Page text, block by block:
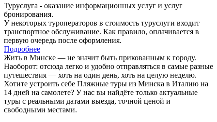
Туруслуга - оказание информационных услуг и услуг
бронирования.
У некоторых туроператоров в стоимость туруслуги входит
транспортное обслуживание. Как правило, оплачивается в
первую очередь после оформления.
Подробнее
Жить в Минске — не значит быть прикованным к городу.
Наоборот: отсюда легко и удобно отправляться в самые разные
путешествия — хоть на один день, хоть на целую неделю.
Хотите устроить себе Пляжные туры из Минска в Италию на
14 дней на самолете? У нас вы найдёте только актуальные
туры с реальными датами выезда, точной ценой и
свободными местами.